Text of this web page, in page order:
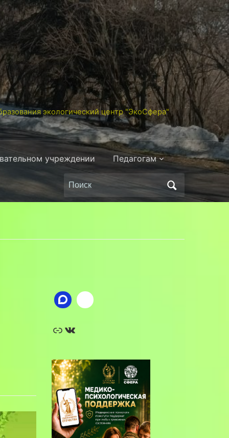
экологический центр "ЭкоСфера"
учреждении Педагогам
Поиск
по:
Ссылка